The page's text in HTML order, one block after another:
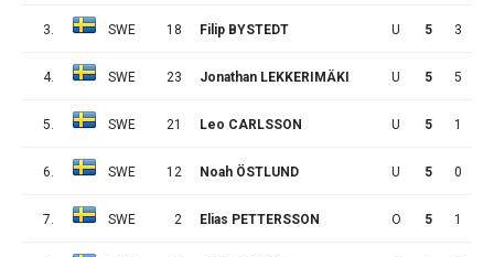
3. SWE 18 Filip BYSTEDT U 5 3
4. SWE 23 Jonathan LEKKERIMÄKI U 5 5
5. SWE 21 Leo CARLSSON U 5 1
6. SWE 12 Noah ÖSTLUND U 5 0
7. SWE 2 Elias PETTERSSON O 5 1